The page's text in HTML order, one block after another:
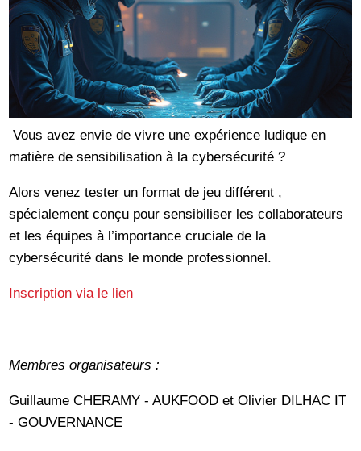
Vous avez envie de vivre une expérience ludique en
matière de sensibilisation à la cybersécurité ?
Alors venez tester un format de jeu différent ,
spécialement conçu pour sensibiliser les collaborateurs
et les équipes à l’importance cruciale de la
cybersécurité dans le monde professionnel.
Inscription via le lien
Membres organisateurs :
Guillaume CHERAMY - AUKFOOD et Olivier DILHAC IT
- GOUVERNANCE